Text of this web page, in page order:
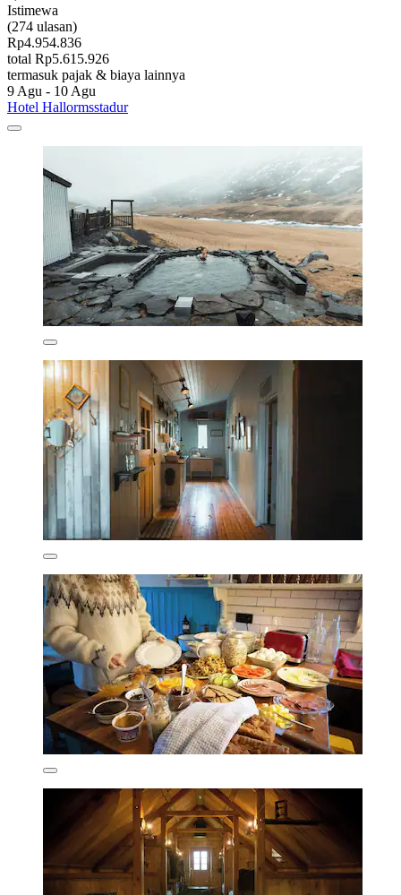
Istimewa
(274 ulasan)
Rp4.954.836
total Rp5.615.926
termasuk pajak & biaya lainnya
9 Agu - 10 Agu
Hotel Hallormsstadur